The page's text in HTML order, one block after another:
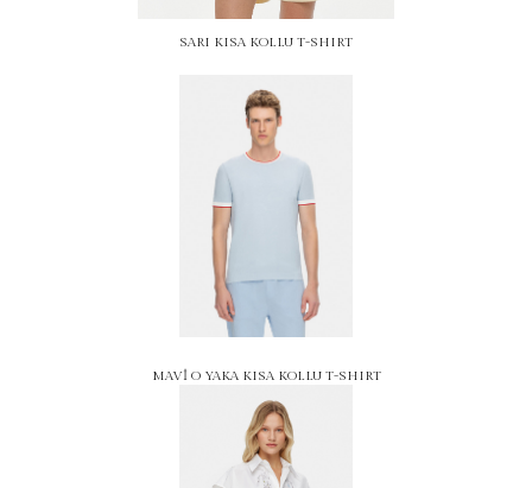
SARI KISA KOLLU T-SHIRT
MAVİ O YAKA KISA KOLLU T-SHIRT